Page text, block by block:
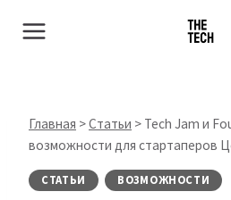
Главная >Статьи > Tech Jam и
возможности для стартаперов
СТАТЬИ ВОЗМОЖНОСТИ